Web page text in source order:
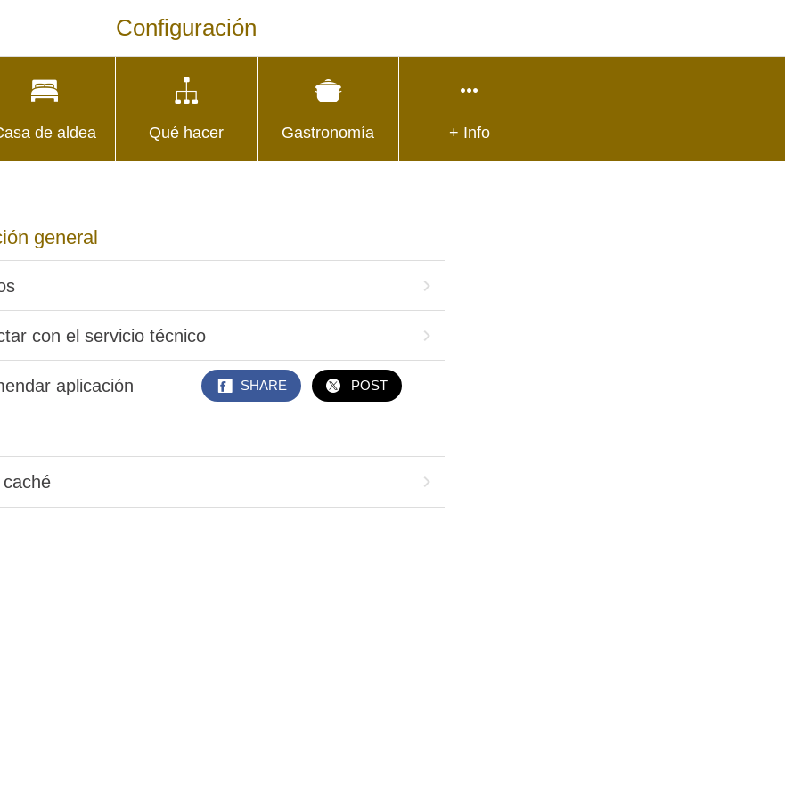
Configuración
de aldea Qué hacer Gastronomía + Info
general
con el servicio técnico
aplicación SHARE POST